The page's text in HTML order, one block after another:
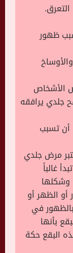
ظهور
الأشخاص
جلدي يرافقه
أن تسبب
مرض جلدي
غالباً
وشكلها
الظهر أو
في
بأنها
البقع حكة